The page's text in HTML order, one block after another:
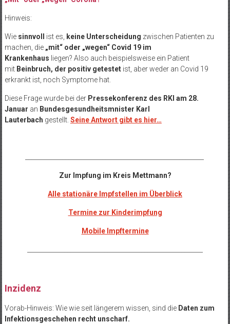
Hinweis:
Wie sinnvoll ist es, keine Unterscheidung zwischen Patienten zu
machen, die „mit“ oder „wegen“ Covid 19 im
Krankenhaus liegen? Also auch beispielsweise ein Patient
mit Beinbruch, der positiv getestetist, aber weder an Covid 19
erkrankt ist, noch Symptome hat.
Diese Frage wurde bei der Pressekonferenz des RKI am 28.
Januar an Bundesgesundheitsmnister Karl
Lauterbach gestellt. Seine Antwort gibt es hier…
Zur Impfung im Kreis Mettmann?
Alle stationäre Impfstellen im Überblick
Termine zur Kinderimpfung
Mobile Impftermine
Inzidenz
Vorab-Hinweis: Wie wie seit längerem wissen, sind die Daten zum
Infektionsgeschehen recht unscharf.